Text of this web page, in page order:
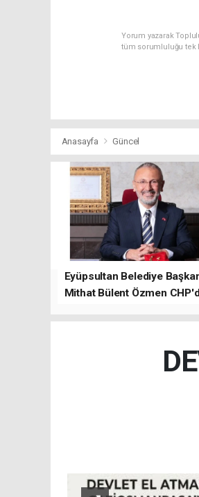
Yorum yazarak
tüm sorumluluğu tek
Anasayfa Güncel
Eyüpsultan Belediye
Mithat Bülent Özmen